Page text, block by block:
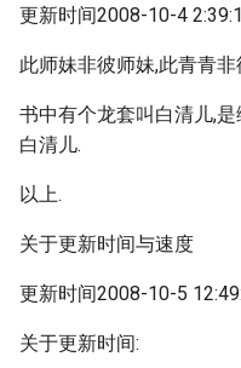
更新时间2008-10-4
此师妹非彼师妹,此青青非
书中有个龙套叫白清儿,
白清儿.
以上.
关于更新时间与速度
更新时间2008-10-5
关于更新时间: